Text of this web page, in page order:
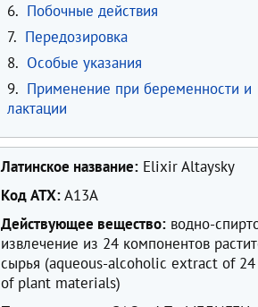
6. Побочные действия
7. Передозировка
8. Особые указания
9. Применение при беременности и
лактации
Латинское название: Elixir Altaysky
Код ATX:A13A
Действующее вещество: водно-
извлечение из 24 компонентов
сырья (aqueous-alcoholic extract of
of plant materials)